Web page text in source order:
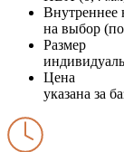
Внутреннее
на выбор
Размер
Цена
указана за